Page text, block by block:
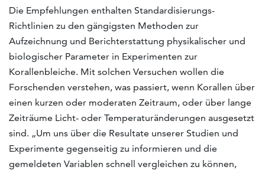
Die Empfehlungen enthalten Standardisierungs-
Richtlinien zu den gängigsten Methoden zur
Aufzeichnung und Berichterstattung physikalischer und
biologischer Parameter in Experimenten zur
Korallenbleiche. Mit solchen Versuchen wollen die
Forschenden verstehen, was passiert, wenn Korallen über
einen kurzen oder moderaten Zeitraum, oder über lange
Zeiträume Licht- oder Temperaturänderungen ausgesetzt
sind. „Um uns über die Resultate unserer Studien und
Experimente gegenseitig zu informieren und die
gemeldeten Variablen schnell vergleichen zu können,